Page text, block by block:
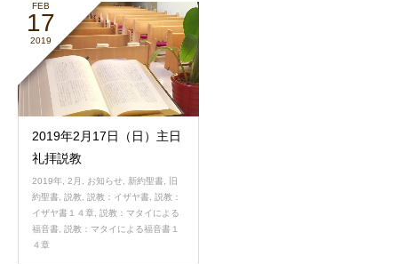
FEB
17
2019
2019年2月17日（日）主日
礼拝説教
2019年, 2月 , お知らせ, 新約聖書,
旧
約聖書, 説教, 説教：イザヤ書, 説教：
イザヤ書１４章, 説教：マタイによる
福音書, 説教：マタイによる福音書１
４章